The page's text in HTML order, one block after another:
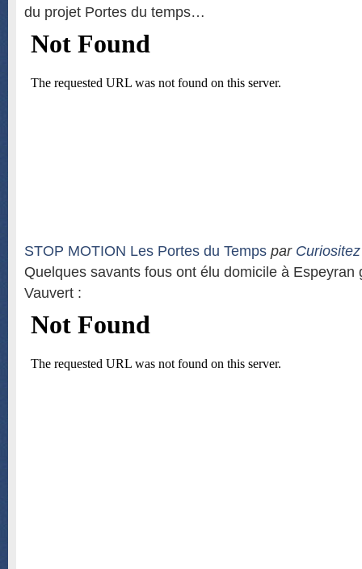
du projet Portes du temps…
STOP MOTION Les Portes du Temps par Curiositez
Quelques savants fous ont élu domicile à Espeyran
Vauvert :